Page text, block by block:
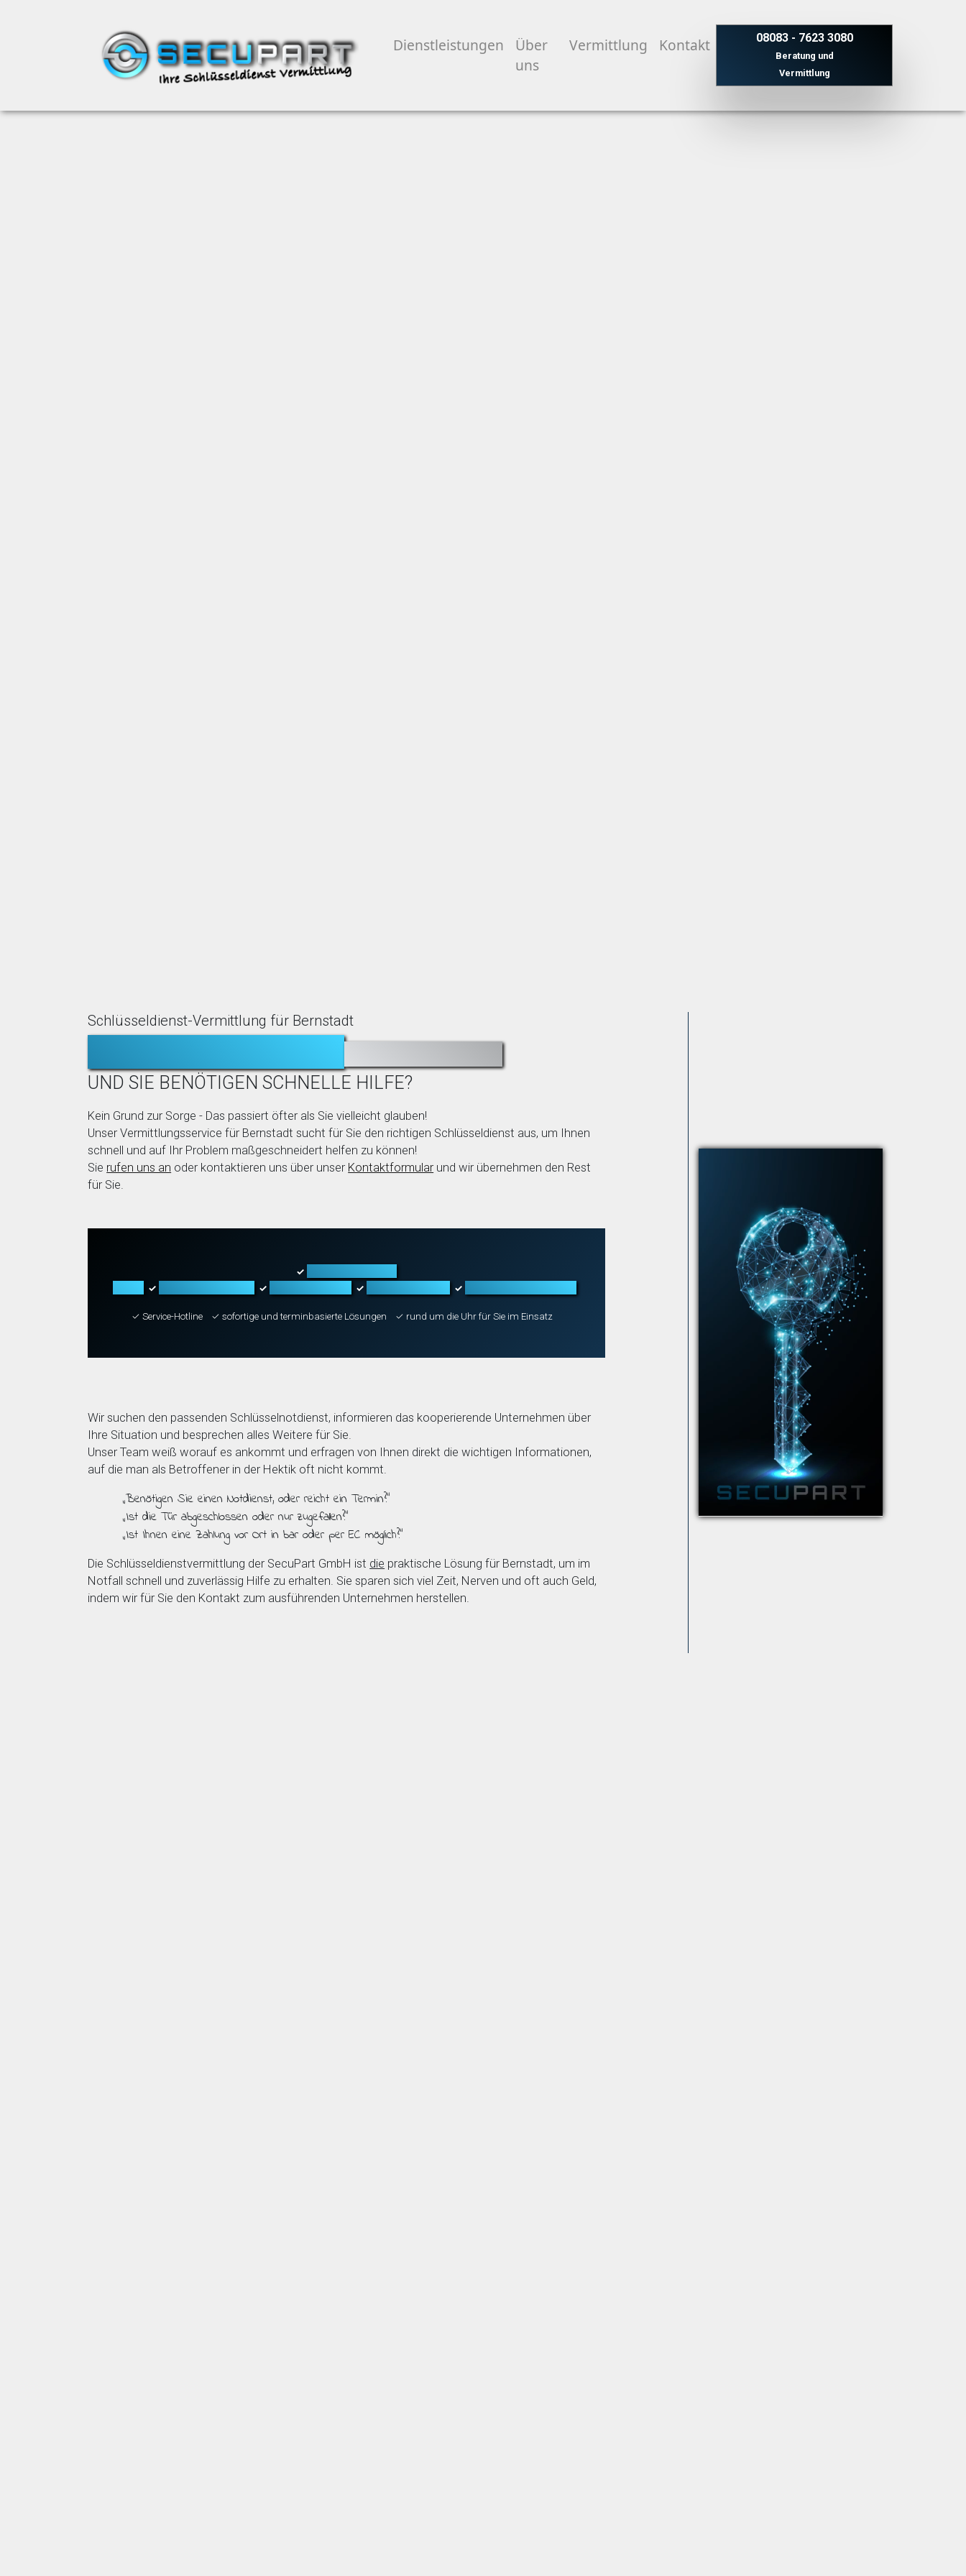
Dienstleistungen
Über
uns
Vermittlung Kontakt 08083 - 7623 3080
Beratung und
Vermittlung
Schlüsseldienst-Vermittlung für Bernstadt
TÜR ZUGEFALLEN?
UND SIE BENÖTIGEN SCHNELLE HILFE?
Kein Grund zur Sorge - Das passiert öfter als Sie vielleicht glauben!
Unser Vermittlungsservice für Bernstadt sucht für Sie den richtigen Schlüsseldienst aus, um Ihnen
schnell und auf Ihr Problem maßgeschneidert helfen zu können!
Sie rufen uns an oder kontaktieren uns über unser Kontaktformular und wir übernehmen den Rest
für Sie.
✓
✓ ✓ ✓ ✓
✓ Service-Hotline ✓ sofortige und terminbasierte Lösungen ✓ rund um die Uhr für Sie im Einsatz
Wir suchen den passenden Schlüsselnotdienst, informieren das kooperierende Unternehmen über
Ihre Situation und besprechen alles Weitere für Sie.
Unser Team weiß worauf es ankommt und erfragen von Ihnen direkt die wichtigen Informationen,
auf die man als Betroffener in der Hektik oft nicht kommt.
„Benötigen Sie einen Notdienst, oder reicht ein Termin?”
„Ist die Tür abgeschlossen oder nur zugefallen?”
„Ist Ihnen eine Zahlung vor Ort in bar oder per EC möglich?”
Die Schlüsseldienstvermittlung der SecuPart GmbH ist die praktische Lösung für Bernstadt, um im
Notfall schnell und zuverlässig Hilfe zu erhalten. Sie sparen sich viel Zeit, Nerven und oft auch Geld,
indem wir für Sie den Kontakt zum ausführenden Unternehmen herstellen.